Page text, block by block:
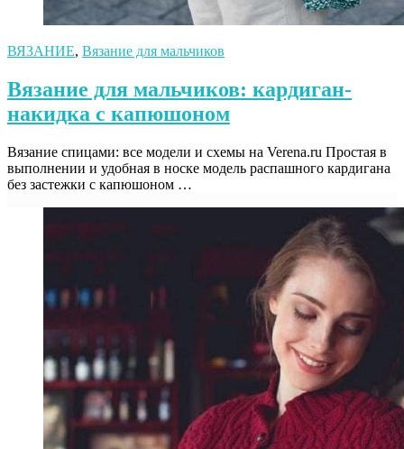
ВЯЗАНИЕ, Вязание для мальчиков
Вязание для мальчиков: кардиган-
накидка с капюшоном
Вязание спицами: все модели и схемы на Verena.ru Простая в
выполнении и удобная в носке модель распашного кардигана
без застежки с капюшоном …